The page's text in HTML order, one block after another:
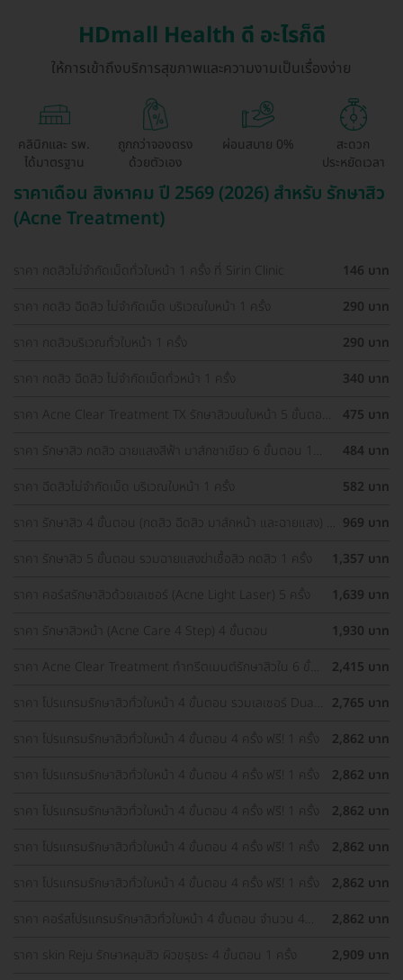
HDmall Health ดี อะไรก็ดี
ให้การเข้าถึงบริการสุขภาพและความงามเป็นเรื่องง่าย
คลินิกและ รพ.
ได้มาตรฐาน
ถูกกว่าจองตรง
ด้วยตัวเอง
ผ่อนสบาย 0%
สะดวก
ประหยัดเวลา
ราคาเดือน สิงหาคม ปี 2569 (2026) สำหรับ รักษาสิว
(Acne Treatment)
ราคา กดสิวไม่จำกัดเม็ดทั่วใบหน้า 1 ครั้ง ที่ Sirin Clinic
146 บาท
ราคา กดสิว ฉีดสิว ไม่จำกัดเม็ด บริเวณใบหน้า 1 ครั้ง
290 บาท
ราคา กดสิวบริเวณทั่วใบหน้า 1 ครั้ง
290 บาท
ราคา กดสิว ฉีดสิว ไม่จำกัดเม็ดทั่วหน้า 1 ครั้ง
340 บาท
ราคา Acne Clear Treatment TX รักษาสิวบนใบหน้า 5 ขั้นตอน
475 บาท
ราคา รักษาสิว กดสิว ฉายแสงสีฟ้า มาส์กชาเขียว 6 ขั้นตอน 1
484 บาท
ราคา ฉีดสิวไม่จำกัดเม็ด บริเวณใบหน้า 1 ครั้ง
582 บาท
ราคา รักษาสิว 4 ขั้นตอน (กดสิว ฉีดสิว มาส์กหน้า และฉายแสง) 1
969 บาท
ราคา รักษาสิว 5 ขั้นตอน รวมฉายแสงฆ่าเชื้อสิว กดสิว 1 ครั้ง
1,357 บาท
ราคา คอร์สรักษาสิวด้วยเลเซอร์ (Acne Light Laser) 5 ครั้ง
1,639 บาท
ราคา รักษาสิวหน้า (Acne Care 4 Step) 4 ขั้นตอน
1,930 บาท
ราคา Acne Clear Treatment ทำทรีตเมนต์รักษาสิวใน 6 ขั้น
2,415 บาท
ราคา โปรแกรมรักษาสิวทั่วใบหน้า 4 ขั้นตอน รวมเลเซอร์ Dual
2,765 บาท
ราคา โปรแกรมรักษาสิวทั่วใบหน้า 4 ขั้นตอน 4 ครั้ง ฟรี! 1 ครั้ง
2,862 บาท
ราคา โปรแกรมรักษาสิวทั่วใบหน้า 4 ขั้นตอน 4 ครั้ง ฟรี! 1 ครั้ง
2,862 บาท
ราคา โปรแกรมรักษาสิวทั่วใบหน้า 4 ขั้นตอน 4 ครั้ง ฟรี! 1 ครั้ง
2,862 บาท
ราคา โปรแกรมรักษาสิวทั่วใบหน้า 4 ขั้นตอน 4 ครั้ง ฟรี! 1 ครั้ง
2,862 บาท
ราคา โปรแกรมรักษาสิวทั่วใบหน้า 4 ขั้นตอน 4 ครั้ง ฟรี! 1 ครั้ง
2,862 บาท
ราคา คอร์สโปรแกรมรักษาสิวทั่วใบหน้า 4 ขั้นตอน จำนวน 4
2,862 บาท
ราคา skin Reju รักษาหลุมสิว ผิวขรุขระ 4 ขั้นตอน 1 ครั้ง
2,909 บาท